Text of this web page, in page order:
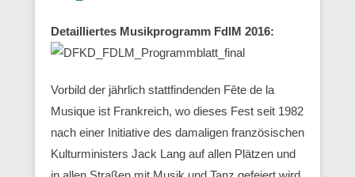
Detailliertes Musikprogramm FdlM 2016:
Vorbild der jährlich stattfindenden Fête de la
Musique ist Frankreich, wo dieses Fest seit 1982
nach einer Initiative des damaligen französischen
Kulturministers Jack Lang auf allen Plätzen und